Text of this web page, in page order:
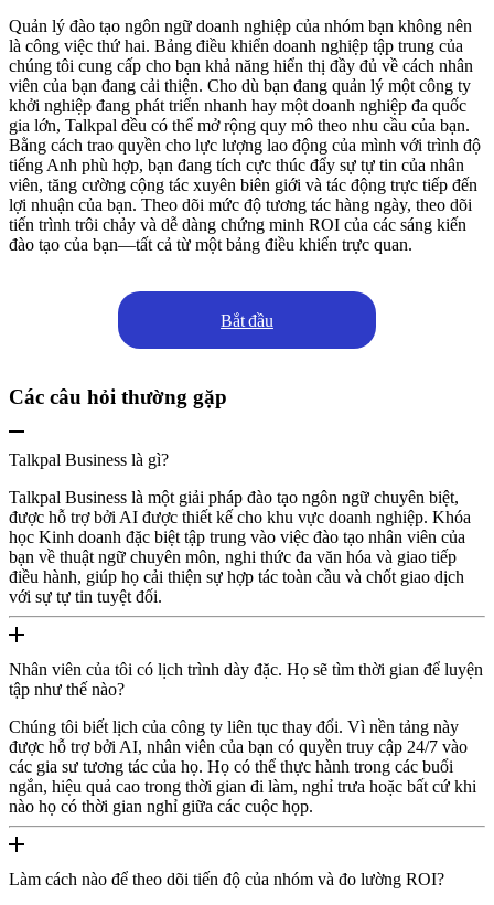
Quản lý đào tạo ngôn ngữ doanh nghiệp của nhóm bạn không nên
là công việc thứ hai. Bảng điều khiển doanh nghiệp tập trung của
chúng tôi cung cấp cho bạn khả năng hiển thị đầy đủ về cách nhân
viên của bạn đang cải thiện. Cho dù bạn đang quản lý một công ty
khởi nghiệp đang phát triển nhanh hay một doanh nghiệp đa quốc
gia lớn, Talkpal đều có thể mở rộng quy mô theo nhu cầu của bạn.
Bằng cách trao quyền cho lực lượng lao động của mình với trình độ
tiếng Anh phù hợp, bạn đang tích cực thúc đẩy sự tự tin của nhân
viên, tăng cường cộng tác xuyên biên giới và tác động trực tiếp đến
lợi nhuận của bạn. Theo dõi mức độ tương tác hàng ngày, theo dõi
tiến trình trôi chảy và dễ dàng chứng minh ROI của các sáng kiến
đào tạo của bạn—tất cả từ một bảng điều khiển trực quan.
Bắt đầu
Các câu hỏi thường gặp
Talkpal Business là gì?
Talkpal Business là một giải pháp đào tạo ngôn ngữ chuyên biệt,
được hỗ trợ bởi AI được thiết kế cho khu vực doanh nghiệp. Khóa
học Kinh doanh đặc biệt tập trung vào việc đào tạo nhân viên của
bạn về thuật ngữ chuyên môn, nghi thức đa văn hóa và giao tiếp
điều hành, giúp họ cải thiện sự hợp tác toàn cầu và chốt giao dịch
với sự tự tin tuyệt đối.
Nhân viên của tôi có lịch trình dày đặc. Họ sẽ tìm thời gian để luyện
tập như thế nào?
Chúng tôi biết lịch của công ty liên tục thay đổi. Vì nền tảng này
được hỗ trợ bởi AI, nhân viên của bạn có quyền truy cập 24/7 vào
các gia sư tương tác của họ. Họ có thể thực hành trong các buổi
ngắn, hiệu quả cao trong thời gian đi làm, nghỉ trưa hoặc bất cứ khi
nào họ có thời gian nghỉ giữa các cuộc họp.
Làm cách nào để theo dõi tiến độ của nhóm và đo lường ROI?